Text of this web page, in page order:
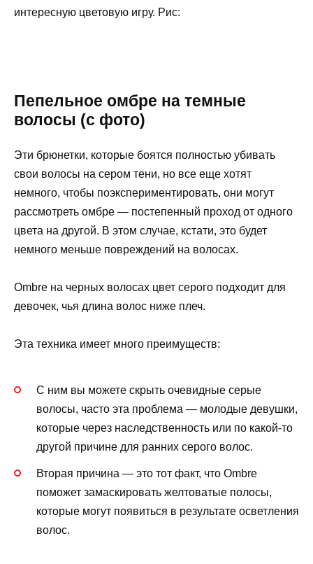
интересную цветовую игру. Рис:
Пепельное омбре на темные
волосы (с фото)
Эти брюнетки, которые боятся полностью убивать
свои волосы на сером тени, но все еще хотят
немного, чтобы поэкспериментировать, они могут
рассмотреть омбре — постепенный проход от одного
цвета на другой. В этом случае, кстати, это будет
немного меньше повреждений на волосах.
Ombre на черных волосах цвет серого подходит для
девочек, чья длина волос ниже плеч.
Эта техника имеет много преимуществ:
С ним вы можете скрыть очевидные серые
волосы, часто эта проблема — молодые девушки,
которые через наследственность или по какой-то
другой причине для ранних серого волос.
Вторая причина — это тот факт, что Ombre
поможет замаскировать желтоватые полосы,
которые могут появиться в результате осветления
волос.